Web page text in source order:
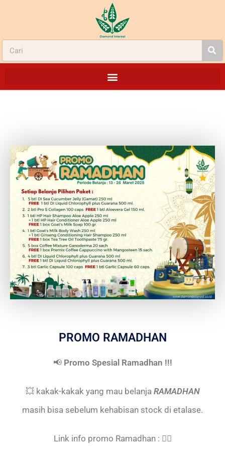
PROMO RAMADHAN
📢Promo Spesial Ramadhan !!!
💥 kakak-kakak yang mau belanja RAMADHAN
masih bisa sebelum kehabisan stock di etalase.
Link info promo Ramadhan : 👇🏾